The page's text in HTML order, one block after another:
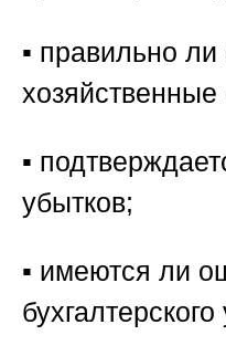
▪️ правильно
▪️
убытков;
▪️ имеются ли
бухгалтерского